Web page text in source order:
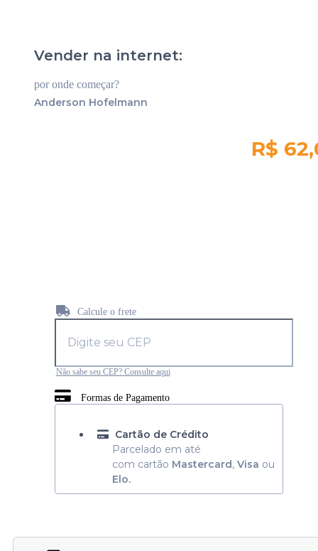
Vender na internet:
por onde começar?
Anderson Hofelmann
R$
Calcule o frete
Não sabe seu CEP? Consulte aqui
Formas de Pagamento
Cartão de Crédito
Parcelado em até
com cartão Mastercard, Visa ou
Elo.